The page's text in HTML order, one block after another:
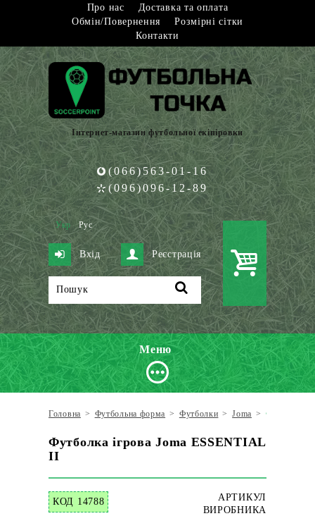
Про нас
Доставка та оплата
Обмін/Повернення
Розмірні сітки
Контакти
Інтернет-магазин футбольної екіпіровки
(066)563-01-16
(096)096-12-89
Укр Рус
Вхід Реєстрація
Меню
Головна > Футбольна форма > Футболки > Joma > Футболка
Футболка ігрова Joma ESSENTIAL
II
КОД 14788
АРТИКУЛ
ВИРОБНИКА